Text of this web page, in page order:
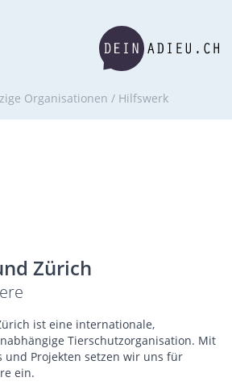
Organisationen / Hilfswerk
Zürich
ist eine internationale,
Tierschutzorganisation. Mit
und Projekten setzen wir uns für
ein.